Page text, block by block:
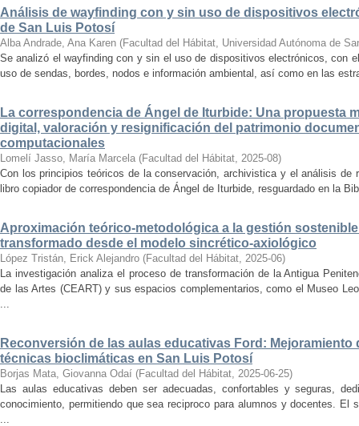
Análisis de wayfinding con y sin uso de dispositivos
de San Luis Potosí
Alba Andrade, Ana Karen (Facultad del Hábitat, Universidad Autónoma de
Se analizó el wayfinding con y sin el uso de dispositivos electrónicos, con
uso de sendas, bordes, nodos e información ambiental, así como en las
La correspondencia de Ángel de Iturbide: Una propuesta
digital, valoración y resignificación del patrimonio
computacionales
Lomelí Jasso, María Marcela (Facultad del Hábitat, 2025-08)
Con los principios teóricos de la conservación, archivistica y el análisis de
libro copiador de correspondencia de Ángel de Iturbide, resguardado en la
Aproximación teórico-metodológica a la gestión
transformado desde el modelo sincrético-axiológico
López Tristán, Erick Alejandro (Facultad del Hábitat, 2025-06)
La investigación analiza el proceso de transformación de la Antigua
de las Artes (CEART) y sus espacios complementarios, como el Museo
...
Reconversión de las aulas educativas Ford:
técnicas bioclimáticas en San Luis Potosí
Borjas Mata, Giovanna Odaí (Facultad del Hábitat, 2025-06-25)
Las aulas educativas deben ser adecuadas, confortables y seguras,
conocimiento, permitiendo que sea reciproco para alumnos y docentes. El
...